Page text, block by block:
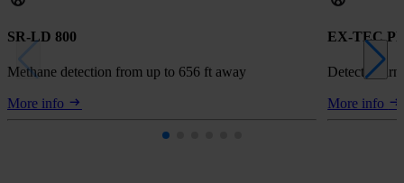
SR-LD 800
Methane detection from up to 656 ft away
More info
EX-TEC
Detect,
More info